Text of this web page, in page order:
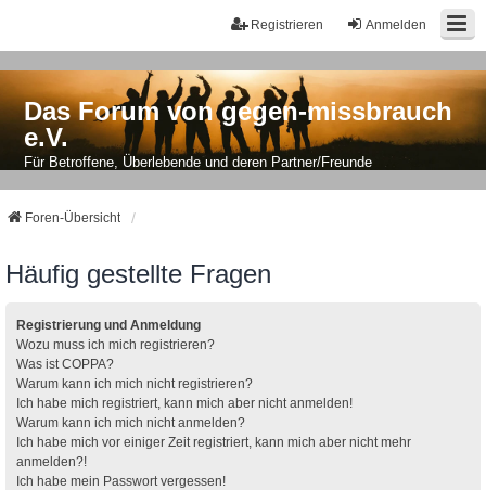
Anmelden
Registrieren
Das Forum von gegen-missbrauch
e.V.
Für Betroffene, Überlebende und deren Partner/Freunde
Foren-Übersicht
Häufig gestellte Fragen
Registrierung und Anmeldung
Wozu muss ich mich registrieren?
Was ist COPPA?
Warum kann ich mich nicht registrieren?
Ich habe mich registriert, kann mich aber nicht anmelden!
Warum kann ich mich nicht anmelden?
Ich habe mich vor einiger Zeit registriert, kann mich aber nicht mehr
anmelden?!
Ich habe mein Passwort vergessen!